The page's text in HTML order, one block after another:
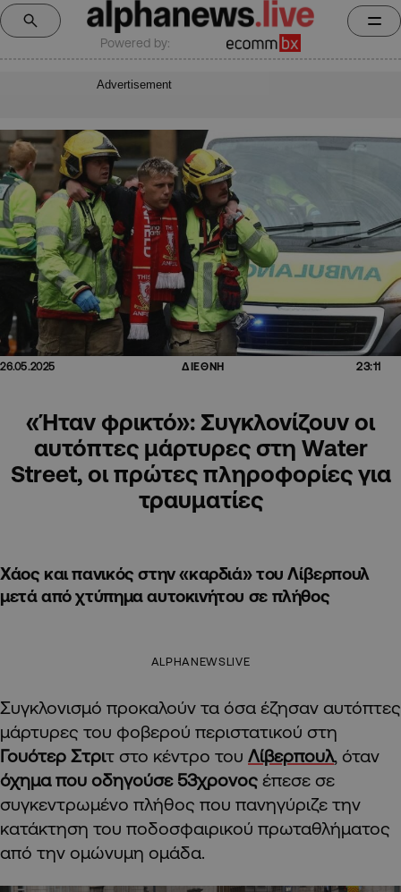
Powered by:
Advertisement
26.05.2025 ΔΙΕΘΝΗ 23:11
«Ήταν φρικτό»: Συγκλονίζουν οι
αυτόπτες μάρτυρες στη Water
Street, οι πρώτες πληροφορίες για
τραυματίες
Χάος και πανικός στην «καρδιά» του Λίβερπουλ
μετά από χτύπημα αυτοκινήτου σε πλήθος
ALPHANEWSLIVE
Συγκλονισμό προκαλούν τα όσα έζησαν αυτόπτες
μάρτυρες του φοβερού περιστατικού στη
Γουότερ Στριτ στο κέντρο του Λίβερπουλ, όταν
όχημα που οδηγούσε 53χρονος έπεσε σε
συγκεντρωμένο πλήθος που πανηγύριζε την
κατάκτηση του ποδοσφαιρικού πρωταθλήματος
από την ομώνυμη ομάδα.